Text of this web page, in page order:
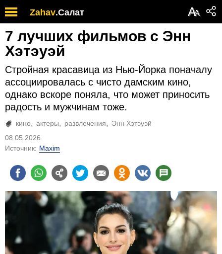
Zahav.Салат АА
7 лучших фильмов с Энн
Хэтэуэй
Стройная красавица из Нью-Йорка поначалу
ассоциировалась с чисто дамским кино,
однако вскоре поняла, что может приносить
радость и мужчинам тоже.
кино актеры развлечения
Энн Хэтэуэй
08.05.2026
Источник: Maxim